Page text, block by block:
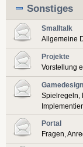
Sonstiges
Smalltalk
Allgemeine
Projekte
Vorstellung
Gamedesign
Spielregeln,
Portal
Fragen,